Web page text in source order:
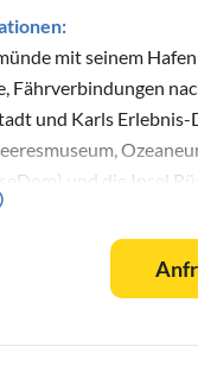
mit seinem
Fährverbindungen
und Karls Erlebnis-
und die Insel
mit dem Auto
und Born lassen sich
besuchen. Zum
aus rund 11 km